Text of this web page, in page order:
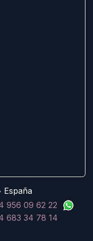
España
956 09 62 22
683 34 78 14